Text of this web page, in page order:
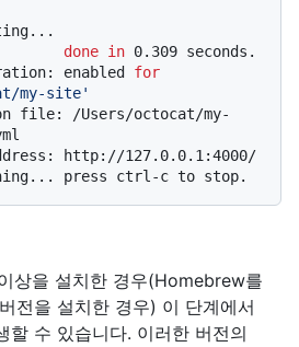
done in 0.309 seconds.
enabled for
my-site'
file: /Users/octocat/my-
http://127.0.0.1:4000/
press ctrl-c to stop.
상을 설치한 경우(Homebrew를
전을 설치한 경우) 이 단계에서
할 수 있습니다. 이러한 버전의